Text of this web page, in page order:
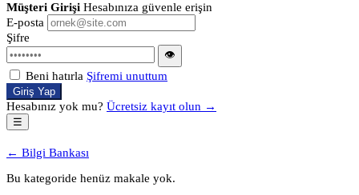
Müşteri Girişi Hesabınıza güvenle erişin
E-posta
Şifre
👁
Beni hatırla Şifremi unuttum
Giriş Yap
Hesabınız yok mu? Ücretsiz kayıt olun →
☰
← Bilgi Bankası
Bu kategoride henüz makale yok.